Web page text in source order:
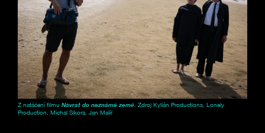
Z natáčení filmu Návrat do neznámé země . Zdroj Kylián Productions, Lonely
Production, Michal Sikora, Jan Malíř